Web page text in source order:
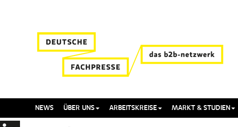
NEWS ÜBER UNS ARBEITSKREISE MARKT & STUDIEN